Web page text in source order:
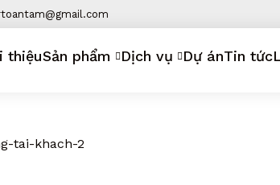
thiệuSản phẩm Dịch vụ Dự ánTin tức